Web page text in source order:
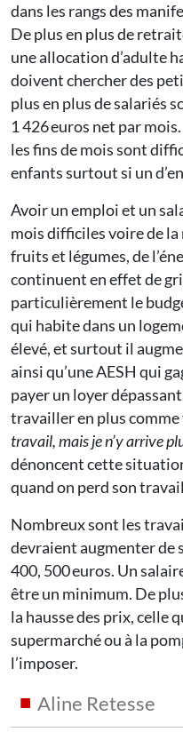
dans les rangs des
De plus en plus de
une allocation d’adulte
doivent chercher des
plus en plus de salariés
1 426 euros net par
les fins de mois sont
enfants surtout si un
Avoir un emploi et un
mois difficiles voire de la
fruits et légumes, de
continuent en effet de
particulièrement le
qui habite dans un
élevé, et surtout il
ainsi qu’une AESH qui
payer un loyer
travailler en plus comme
travail, mais je n’y arrive
dénoncent cette
quand on perd son
Nombreux sont les
devraient augmenter de
400, 500 euros. Un
être un minimum. De
la hausse des prix, celle
supermarché ou à la
l’imposer.
Aline Retesse